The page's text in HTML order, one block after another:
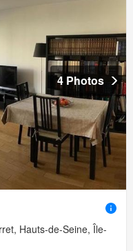
4 Photos
Hauts-de-Seine, Île-